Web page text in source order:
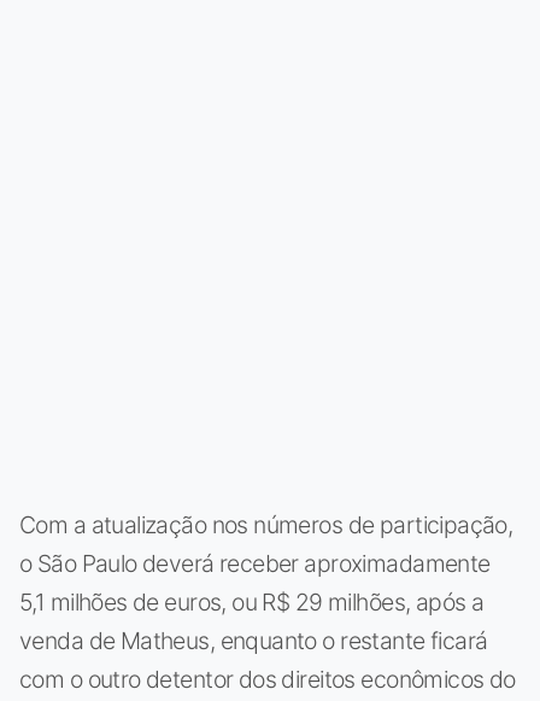
Com a atualização nos números de participação,
o São Paulo deverá receber aproximadamente
5,1 milhões de euros, ou R$ 29 milhões, após a
venda de Matheus, enquanto o restante ficará
com o outro detentor dos direitos econômicos do